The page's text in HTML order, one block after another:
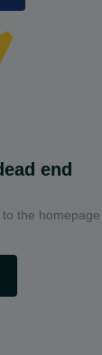
end
the homepage